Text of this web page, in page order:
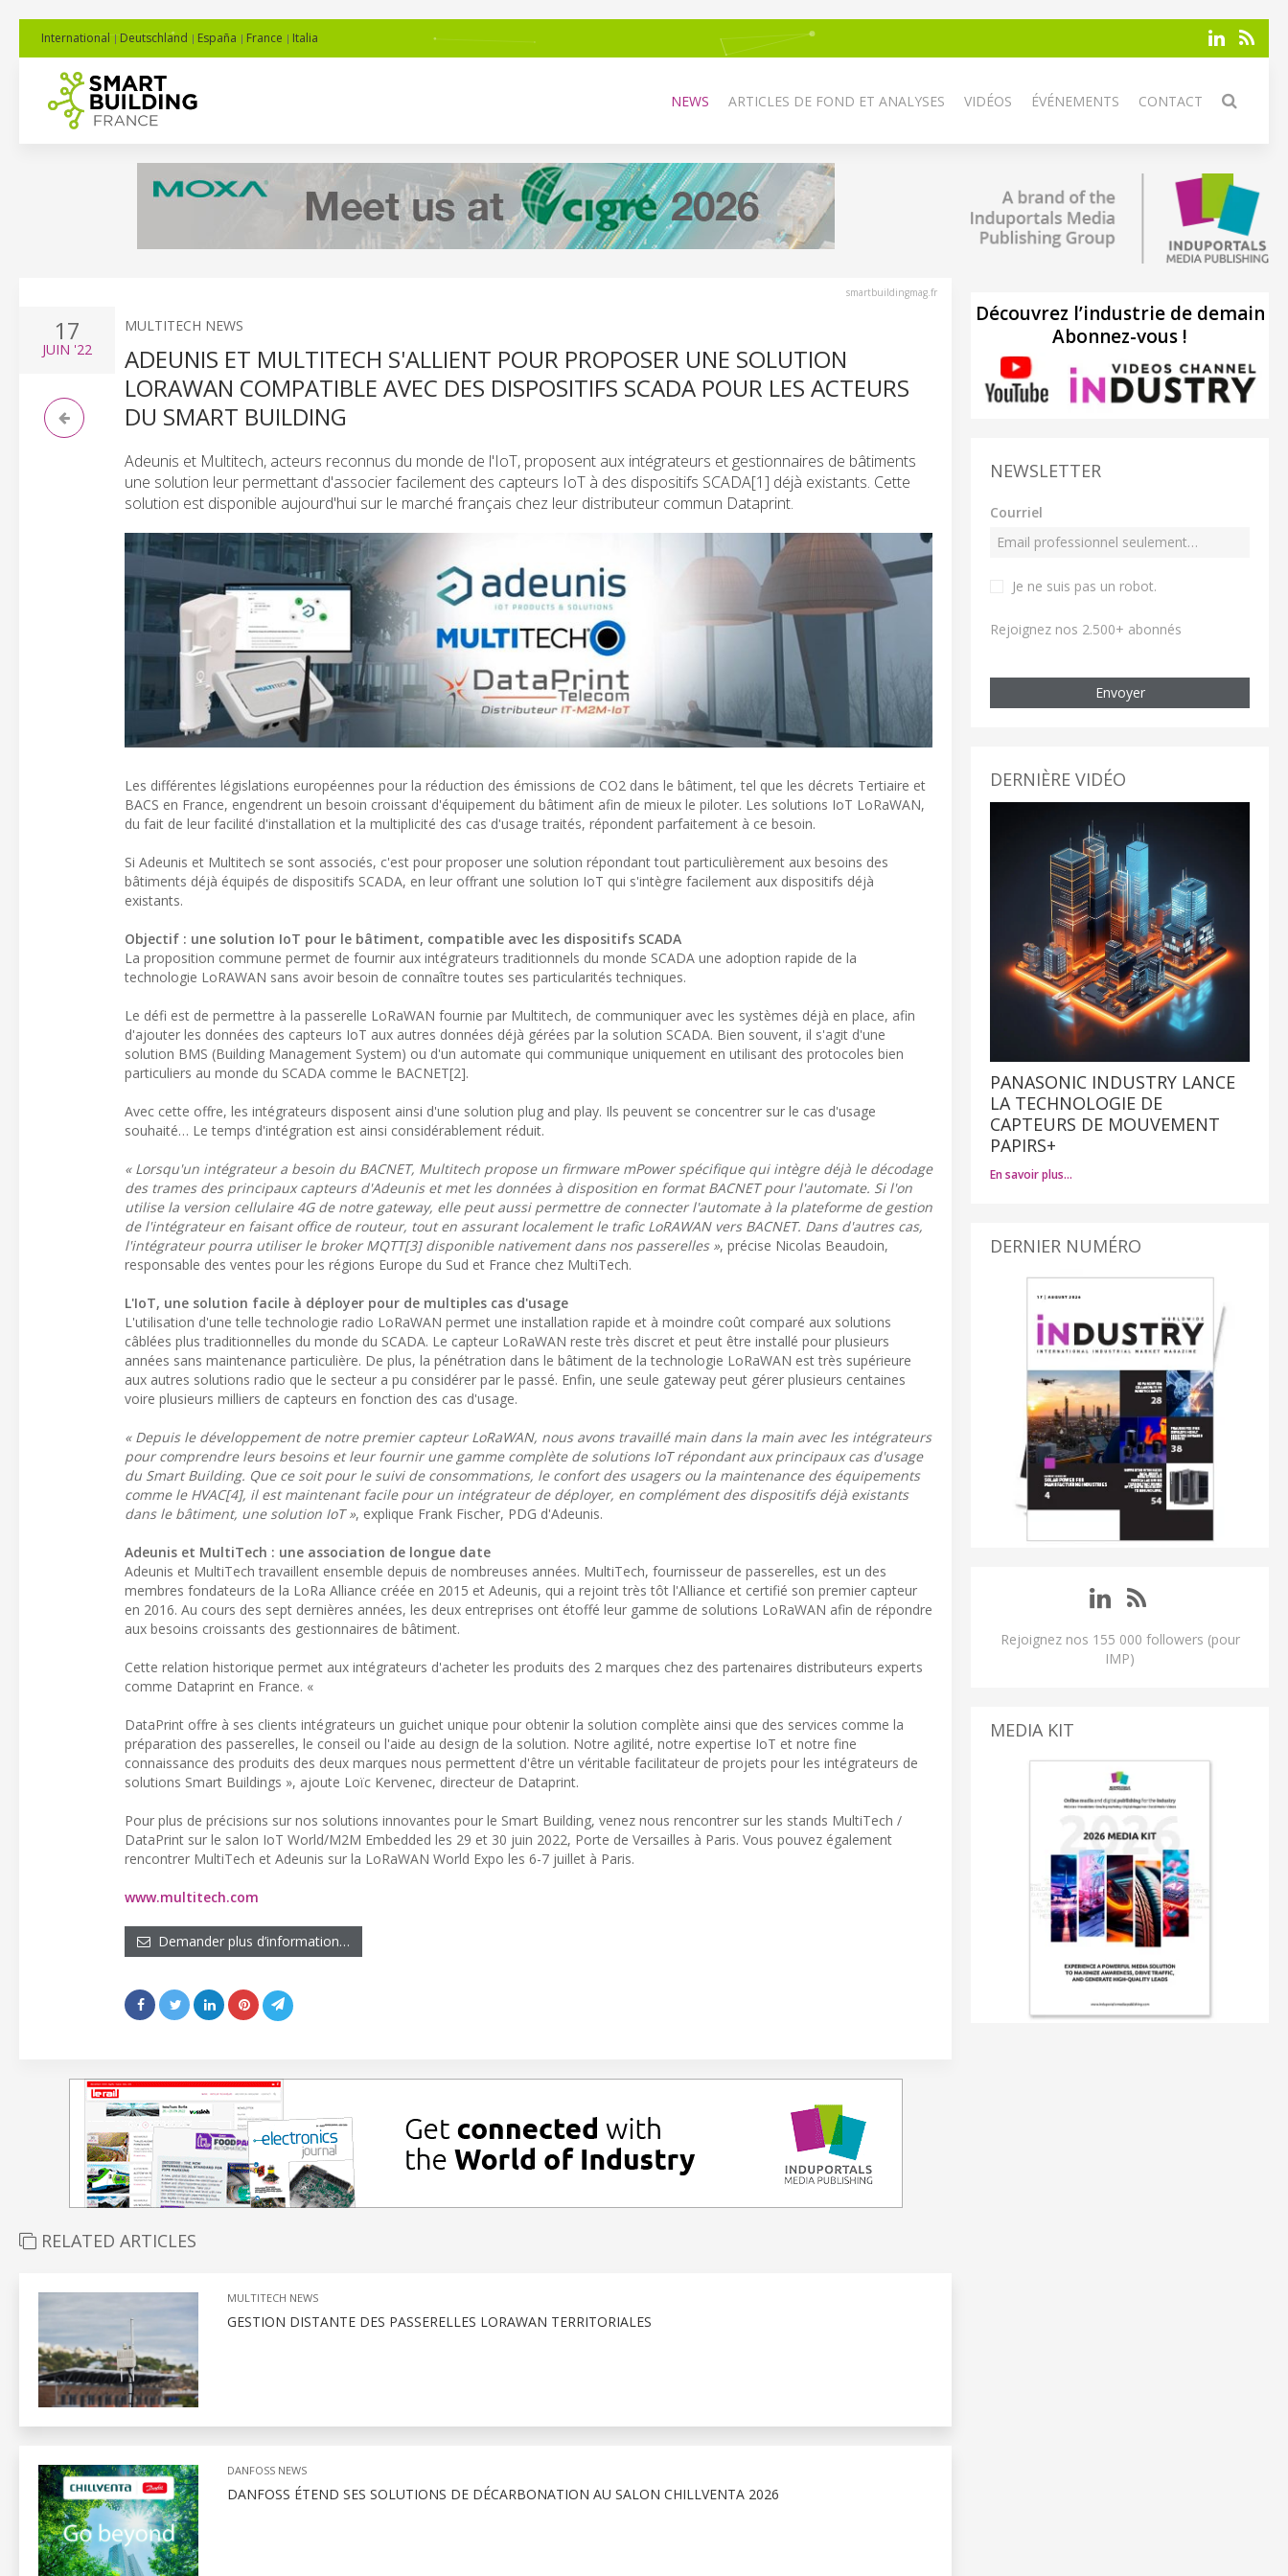
International Deutschland España France Italia
NEWS ARTICLES DE FOND ET ANALYSES VIDÉOS ÉVÉNEMENTS CONTACT
smartbuildingmag.fr
17
JUIN '22
MULTITECH NEWS
ADEUNIS ET MULTITECH S'ALLIENT POUR PROPOSER UNE SOLUTION
LORAWAN COMPATIBLE AVEC DES DISPOSITIFS SCADA POUR LES ACTEURS
DU SMART BUILDING
Adeunis et Multitech, acteurs reconnus du monde de l'IoT, proposent aux intégrateurs et gestionnaires de bâtiments
une solution leur permettant d'associer facilement des capteurs IoT à des dispositifs SCADA[1] déjà existants. Cette
solution est disponible aujourd'hui sur le marché français chez leur distributeur commun Dataprint.
Les différentes législations européennes pour la réduction des émissions de CO2 dans le bâtiment, tel que les décrets Tertiaire et
BACS en France, engendrent un besoin croissant d'équipement du bâtiment afin de mieux le piloter. Les solutions IoT LoRaWAN,
du fait de leur facilité d'installation et la multiplicité des cas d'usage traités, répondent parfaitement à ce besoin.
Si Adeunis et Multitech se sont associés, c'est pour proposer une solution répondant tout particulièrement aux besoins des
bâtiments déjà équipés de dispositifs SCADA, en leur offrant une solution IoT qui s'intègre facilement aux dispositifs déjà
existants.
Objectif : une solution IoT pour le bâtiment, compatible avec les dispositifs SCADA
La proposition commune permet de fournir aux intégrateurs traditionnels du monde SCADA une adoption rapide de la
technologie LoRAWAN sans avoir besoin de connaître toutes ses particularités techniques.
Le défi est de permettre à la passerelle LoRaWAN fournie par Multitech, de communiquer avec les systèmes déjà en place, afin
d'ajouter les données des capteurs IoT aux autres données déjà gérées par la solution SCADA. Bien souvent, il s'agit d'une
solution BMS (Building Management System) ou d'un automate qui communique uniquement en utilisant des protocoles bien
particuliers au monde du SCADA comme le BACNET[2].
Avec cette offre, les intégrateurs disposent ainsi d'une solution plug and play. Ils peuvent se concentrer sur le cas d'usage
souhaité… Le temps d'intégration est ainsi considérablement réduit.
« Lorsqu'un intégrateur a besoin du BACNET, Multitech propose un firmware mPower spécifique qui intègre déjà le décodage
des trames des principaux capteurs d'Adeunis et met les données à disposition en format BACNET pour l'automate. Si l'on
utilise la version cellulaire 4G de notre gateway, elle peut aussi permettre de connecter l'automate à la plateforme de gestion
de l'intégrateur en faisant office de routeur, tout en assurant localement le trafic LoRAWAN vers BACNET. Dans d'autres cas,
l'intégrateur pourra utiliser le broker MQTT[3] disponible nativement dans nos passerelles », précise Nicolas Beaudoin,
responsable des ventes pour les régions Europe du Sud et France chez MultiTech.
L'IoT, une solution facile à déployer pour de multiples cas d'usage
L'utilisation d'une telle technologie radio LoRaWAN permet une installation rapide et à moindre coût comparé aux solutions
câblées plus traditionnelles du monde du SCADA. Le capteur LoRaWAN reste très discret et peut être installé pour plusieurs
années sans maintenance particulière. De plus, la pénétration dans le bâtiment de la technologie LoRaWAN est très supérieure
aux autres solutions radio que le secteur a pu considérer par le passé. Enfin, une seule gateway peut gérer plusieurs centaines
voire plusieurs milliers de capteurs en fonction des cas d'usage.
« Depuis le développement de notre premier capteur LoRaWAN, nous avons travaillé main dans la main avec les intégrateurs
pour comprendre leurs besoins et leur fournir une gamme complète de solutions IoT répondant aux principaux cas d'usage
du Smart Building. Que ce soit pour le suivi de consommations, le confort des usagers ou la maintenance des équipements
comme le HVAC[4], il est maintenant facile pour un intégrateur de déployer, en complément des dispositifs déjà existants
dans le bâtiment, une solution IoT », explique Frank Fischer, PDG d'Adeunis.
Adeunis et MultiTech : une association de longue date
Adeunis et MultiTech travaillent ensemble depuis de nombreuses années. MultiTech, fournisseur de passerelles, est un des
membres fondateurs de la LoRa Alliance créée en 2015 et Adeunis, qui a rejoint très tôt l'Alliance et certifié son premier capteur
en 2016. Au cours des sept dernières années, les deux entreprises ont étoffé leur gamme de solutions LoRaWAN afin de répondre
aux besoins croissants des gestionnaires de bâtiment.
Cette relation historique permet aux intégrateurs d'acheter les produits des 2 marques chez des partenaires distributeurs experts
comme Dataprint en France. «
DataPrint offre à ses clients intégrateurs un guichet unique pour obtenir la solution complète ainsi que des services comme la
préparation des passerelles, le conseil ou l'aide au design de la solution. Notre agilité, notre expertise IoT et notre fine
connaissance des produits des deux marques nous permettent d'être un véritable facilitateur de projets pour les intégrateurs de
solutions Smart Buildings », ajoute Loïc Kervenec, directeur de Dataprint.
Pour plus de précisions sur nos solutions innovantes pour le Smart Building, venez nous rencontrer sur les stands MultiTech /
DataPrint sur le salon IoT World/M2M Embedded les 29 et 30 juin 2022, Porte de Versailles à Paris. Vous pouvez également
rencontrer MultiTech et Adeunis sur la LoRaWAN World Expo les 6-7 juillet à Paris.
www.multitech.com
Demander plus d’information…
RELATED ARTICLES
MULTITECH NEWS
GESTION DISTANTE DES PASSERELLES LORAWAN TERRITORIALES
DANFOSS NEWS
DANFOSS ÉTEND SES SOLUTIONS DE DÉCARBONATION AU SALON CHILLVENTA 2026
Découvrez l’industrie de demain
Abonnez-vous !
NEWSLETTER
Courriel
Je ne suis pas un robot.
Rejoignez nos 2.500+ abonnés
Envoyer
DERNIÈRE VIDÉO
PANASONIC INDUSTRY LANCE
LA TECHNOLOGIE DE
CAPTEURS DE MOUVEMENT
PAPIRS+
En savoir plus…
DERNIER NUMÉRO
Rejoignez nos 155 000 followers (pour
IMP)
MEDIA KIT